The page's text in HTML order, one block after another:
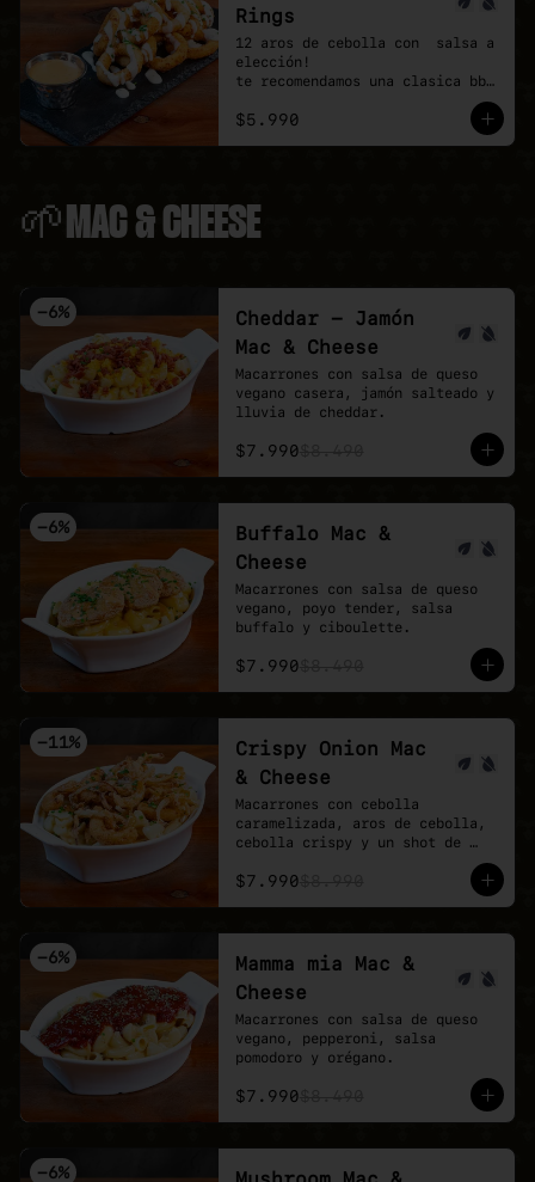
Rings
12 aros de cebolla con  salsa a
elección!
te recomendamos una clasica bbq
y agregar una buffalo picante!
$5.990
🌱MAC & CHEESE
-6%
Cheddar - Jamón
Mac & Cheese
Macarrones con salsa de queso
vegano casera, jamón salteado y
lluvia de cheddar.
$7.990
-6%
Buffalo Mac &
Cheese
Macarrones con salsa de queso
vegano, poyo tender, salsa
buffalo y ciboulette.
$7.990
-11%
Crispy Onion Mac
& Cheese
Macarrones con cebolla
caramelizada, aros de cebolla,
cebolla crispy y un shot de
$7.990
-6%
Mamma mia Mac &
Cheese
Macarrones con salsa de queso
vegano, pepperoni, salsa
pomodoro y orégano.
$7.990
-6%